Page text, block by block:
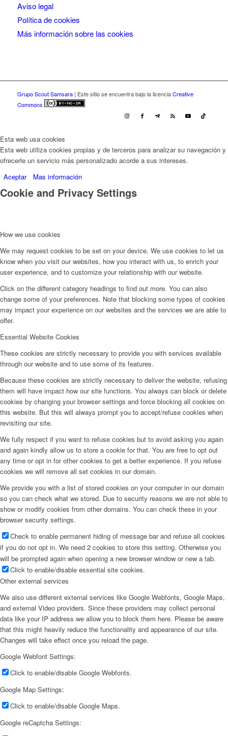
Aviso legal
Política de cookies
Más información sobre las cookies
Grupo Scout Samsara| Este sitio se encuentra bajo la licenciaCreative
Commons
Esta web usa cookies
Esta web utiliza cookies propias y de terceros para analizar su navegación y
ofrecerle un servicio más personalizado acorde a sus intereses.
Aceptar
Mas información
Cookie and Privacy Settings
How we use cookies
We may request cookies to be set on your device. We use cookies to let us
know when you visit our websites, how you interact with us, to enrich your
user experience, and to customize your relationship with our website.
Click on the different category headings to find out more. You can also
change some of your preferences. Note that blocking some types of cookies
may impact your experience on our websites and the services we are able to
offer.
Essential Website Cookies
These cookies are strictly necessary to provide you with services available
through our website and to use some of its features.
Because these cookies are strictly necessary to deliver the website, refusing
them will have impact how our site functions. You always can block or delete
cookies by changing your browser settings and force blocking all cookies on
this website. But this will always prompt you to accept/refuse cookies when
revisiting our site.
We fully respect if you want to refuse cookies but to avoid asking you again
and again kindly allow us to store a cookie for that. You are free to opt out
any time or opt in for other cookies to get a better experience. If you refuse
cookies we will remove all set cookies in our domain.
We provide you with a list of stored cookies on your computer in our domain
so you can check what we stored. Due to security reasons we are not able to
show or modify cookies from other domains. You can check these in your
browser security settings.
Check to enable permanent hiding of message bar and refuse all cookies
if you do not opt in. We need 2 cookies to store this setting. Otherwise you
will be prompted again when opening a new browser window or new a tab.
Click to enable/disable essential site cookies.
Other external services
We also use different external services like Google Webfonts, Google Maps,
and external Video providers. Since these providers may collect personal
data like your IP address we allow you to block them here. Please be aware
that this might heavily reduce the functionality and appearance of our site.
Changes will take effect once you reload the page.
Google Webfont Settings:
Click to enable/disable Google Webfonts.
Google Map Settings:
Click to enable/disable Google Maps.
Google reCaptcha Settings: